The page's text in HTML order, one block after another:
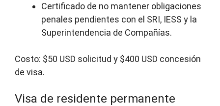
Certificado de no mantener obligaciones
penales pendientes con el SRI, IESS y la
Superintendencia de Compañías.
Costo: $50 USD solicitud y $400 USD concesión
de visa.
Visa de residente permanente